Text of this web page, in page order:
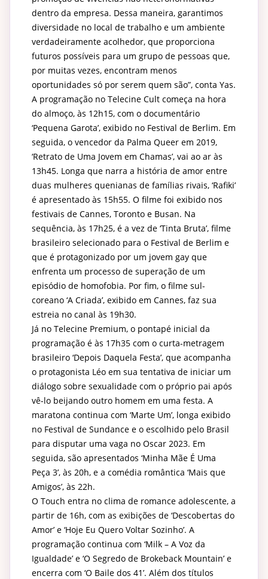
dentro da empresa. Dessa maneira, garantimos
diversidade no local de trabalho e um ambiente
verdadeiramente acolhedor, que proporciona
futuros possíveis para um grupo de pessoas que,
por muitas vezes, encontram menos
oportunidades só por serem quem são”, conta Yas.
A programação no Telecine Cult começa na hora
do almoço, às 12h15, com o documentário
‘Pequena Garota’, exibido no Festival de Berlim. Em
seguida, o vencedor da Palma Queer em 2019,
‘Retrato de Uma Jovem em Chamas’, vai ao ar às
13h45. Longa que narra a história de amor entre
duas mulheres quenianas de famílias rivais, ‘Rafiki’
é apresentado às 15h55. O filme foi exibido nos
festivais de Cannes, Toronto e Busan. Na
sequência, às 17h25, é a vez de ‘Tinta Bruta’, filme
brasileiro selecionado para o Festival de Berlim e
que é protagonizado por um jovem gay que
enfrenta um processo de superação de um
episódio de homofobia. Por fim, o filme sul-
coreano ‘A Criada’, exibido em Cannes, faz sua
estreia no canal às 19h30.
Já no Telecine Premium, o pontapé inicial da
programação é às 17h35 com o curta-metragem
brasileiro ‘Depois Daquela Festa’, que acompanha
o protagonista Léo em sua tentativa de iniciar um
diálogo sobre sexualidade com o próprio pai após
vê-lo beijando outro homem em uma festa. A
maratona continua com ‘Marte Um’, longa exibido
no Festival de Sundance e o escolhido pelo Brasil
para disputar uma vaga no Oscar 2023. Em
seguida, são apresentados ‘Minha Mãe É Uma
Peça 3’, às 20h, e a comédia romântica ‘Mais que
Amigos’, às 22h.
O Touch entra no clima de romance adolescente, a
partir de 16h, com as exibições de ‘Descobertas do
Amor’ e ‘Hoje Eu Quero Voltar Sozinho’. A
programação continua com ‘Milk – A Voz da
Igualdade’ e ‘O Segredo de Brokeback Mountain’ e
encerra com ‘O Baile dos 41’. Além dos títulos